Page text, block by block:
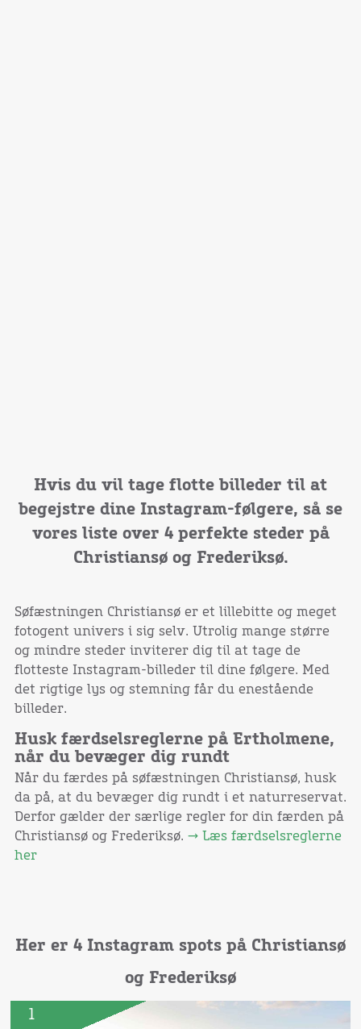
Hvis du vil tage flotte billeder til at
begejstre dine Instagram-følgere, så se
vores liste over 4 perfekte steder på
Christiansø og Frederiksø.
Søfæstningen Christiansø er et lillebitte og meget
fotogent univers i sig selv. Utrolig mange større
og mindre steder inviterer dig til at tage de
flotteste Instagram-billeder til dine følgere. Med
det rigtige lys og stemning får du enestående
billeder.
Husk færdselsreglerne på Ertholmene,
når du bevæger dig rundt
Når du færdes på søfæstningen Christiansø, husk
da på, at du bevæger dig rundt i et naturreservat.
Derfor gælder der særlige regler for din færden på
Christiansø og Frederiksø. → Læs færdselsreglerne
her
Her er 4 Instagram spots på Christiansø
og Frederiksø
1